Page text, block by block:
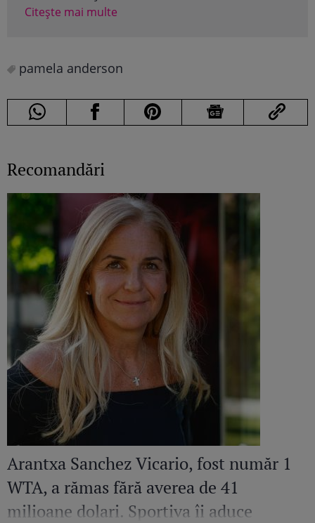
Citește mai multe
pamela anderson
Recomandări
Arantxa Sanchez Vicario, fost număr 1
WTA, a rămas fără averea de 41
milioane dolari. Sportiva îi aduce